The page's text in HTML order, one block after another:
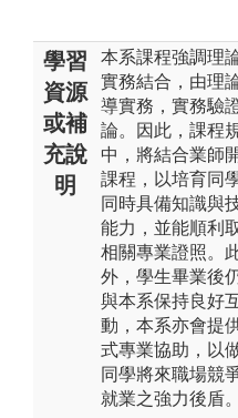
學習
資源
或補
充說
明
本系課程強調理
實務結合，由理論
導實務，實務驗
論。因此，課程
中，將結合業師
課程，以培育同
同時具備知識與
能力，並能順利
相關專業證照。
外，學生畢業後
與本系保持良好
動，本系亦會提
式專業協助，以
同學將來職場競
就業之強力後盾。